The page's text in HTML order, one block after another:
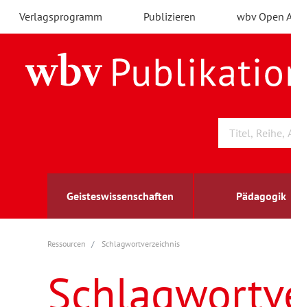
Verlagsprogramm Publizieren wbv Open
Geisteswissenschaften Pädagogik
Archäologie
Berufs- und Wirtschaftspädagogik
Arbeitsmarktforschung
Außenwirtschaft
berufsbildung
Ressourcen Schlagwortverzeichnis